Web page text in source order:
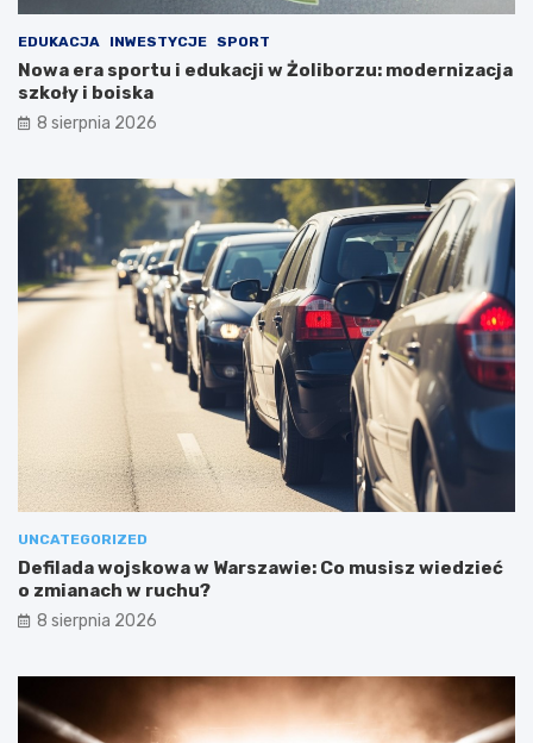
EDUKACJA INWESTYCJE SPORT
Nowa era sportu i edukacji w Żoliborzu: modernizacja
szkoły i boiska
8 sierpnia 2026
UNCATEGORIZED
Defilada wojskowa w Warszawie: Co musisz wiedzieć
o zmianach w ruchu?
8 sierpnia 2026